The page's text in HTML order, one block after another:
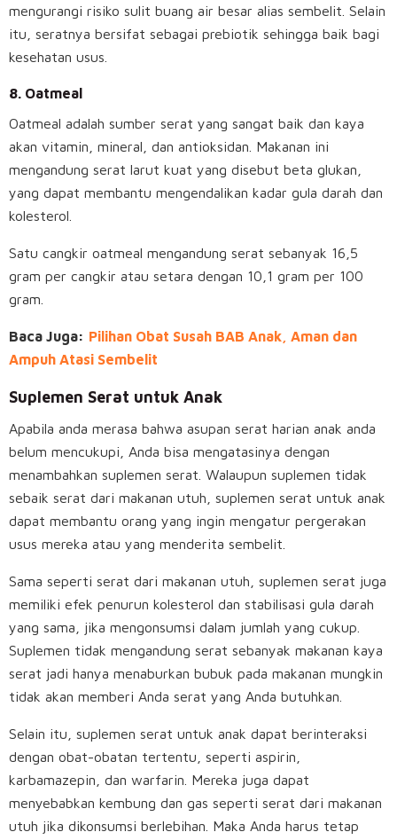
mengurangi risiko sulit buang air besar alias sembelit. Selain
itu, seratnya bersifat sebagai prebiotik sehingga baik bagi
kesehatan usus.
8. Oatmeal
Oatmeal adalah sumber serat yang sangat baik dan kaya
akan vitamin, mineral, dan antioksidan. Makanan ini
mengandung serat larut kuat yang disebut beta glukan,
yang dapat membantu mengendalikan kadar gula darah dan
kolesterol.
Satu cangkir oatmeal mengandung serat sebanyak 16,5
gram per cangkir atau setara dengan 10,1 gram per 100
gram.
Baca Juga: Pilihan Obat Susah BAB Anak, Aman dan
Ampuh Atasi Sembelit
Suplemen Serat untuk Anak
Apabila anda merasa bahwa asupan serat harian anak anda
belum mencukupi, Anda bisa mengatasinya dengan
menambahkan suplemen serat . Walaupun suplemen tidak
sebaik serat dari makanan utuh, suplemen serat untuk anak
dapat membantu orang yang ingin mengatur pergerakan
usus mereka atau yang menderita sembelit.
Sama seperti serat dari makanan utuh, suplemen serat juga
memiliki efek penurun kolesterol dan stabilisasi gula darah
yang sama, jika mengonsumsi dalam jumlah yang cukup.
Suplemen tidak mengandung serat sebanyak makanan kaya
serat jadi hanya menaburkan bubuk pada makanan mungkin
tidak akan memberi Anda serat yang Anda butuhkan.
Selain itu, suplemen serat untuk anak dapat berinteraksi
dengan obat-obatan tertentu, seperti aspirin,
karbamazepin, dan warfarin. Mereka juga dapat
menyebabkan kembung dan gas seperti serat dari makanan
utuh jika dikonsumsi berlebihan. Maka Anda harus tetap